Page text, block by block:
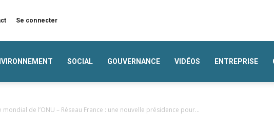
Se connecter
SOCIAL GOUVERNANCE VIDÉOS ENTREPRISE
mondial de l’ONU – Réseau France : une nouvelle présidence pour...